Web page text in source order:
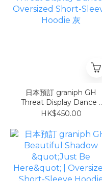
日本預訂 graniph GH
Threat Display Dance |
Oversized Short-Sleeve
HK$450.00